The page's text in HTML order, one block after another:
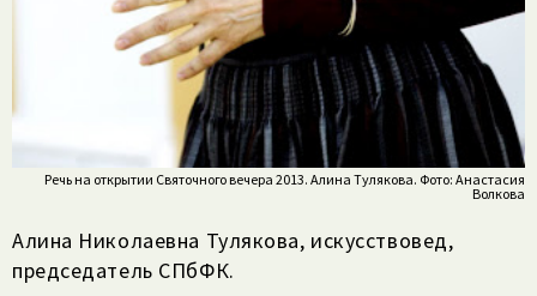
Речь на открытии Святочного вечера 2013. Алина Тулякова. Фото: Анастасия
Волкова
Алина Николаевна Тулякова, искусствовед,
председатель СПбФК.